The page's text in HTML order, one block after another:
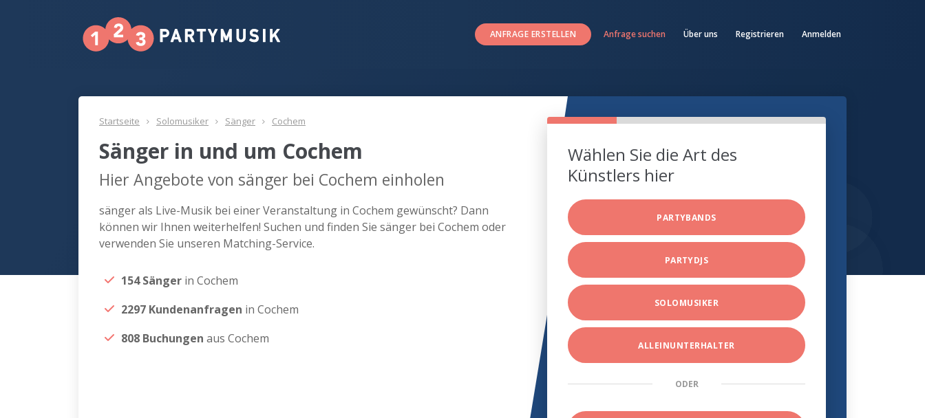
ANFRAGE ERSTELLEN Anfrage suchen Über uns Registrieren Anmelden
Startseite Solomusiker Sänger Cochem
Sänger in und um Cochem
Hier Angebote von sänger bei Cochem einholen
sänger als Live-Musik bei einer Veranstaltung in Cochem gewünscht? Dann
können wir Ihnen weiterhelfen! Suchen und finden Sie sänger bei Cochem oder
verwenden Sie unseren Matching-Service.
154 Sänger in Cochem
2297 Kundenanfragen in Cochem
808 Buchungen aus Cochem
Wählen Sie die Art des
Künstlers hier
PARTYBANDS
PARTYDJS
SOLOMUSIKER
ALLEINUNTERHALTER
ODER